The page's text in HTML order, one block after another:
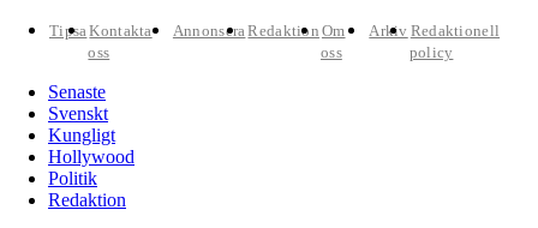
TipsaKontakta
oss
AnnonseraRedaktion Om
oss
Arkiv Redaktionell
policy
Senaste
Svenskt
Kungligt
Hollywood
Politik
Redaktion